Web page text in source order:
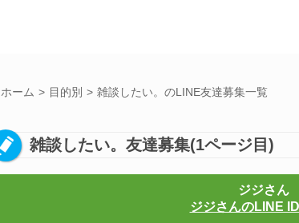
ホーム 目的別 雑談したい。のLINE友達募集一覧
雑談したい。友達募集(1ページ目)
ジジさん
ジジさんのLINE